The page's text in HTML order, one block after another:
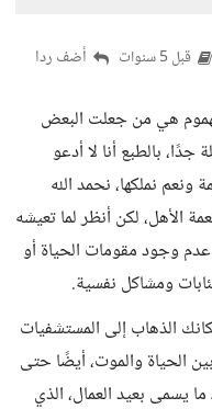
قبل 5 سنوات أضف ردا
هي من جعلت البعض
بالطبع أنا لا أدعو
ونعم نملكها، نحمد الله
الأهل، لكن أنظر لما تعيشه
عدم وجود مقومات الحياة أو
ومشاكل نفسية.
الذهاب إلى المستشفيات
الحياة والموت، أيضًا حتى
يسمى بعيد العمال، الذي